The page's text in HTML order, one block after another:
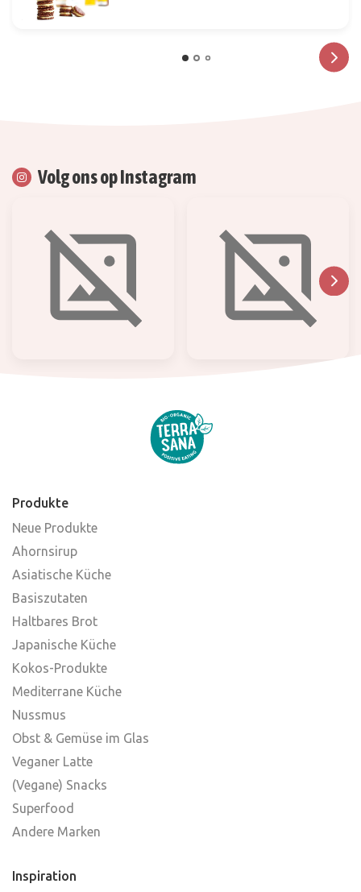
Volg ons op Instagram
Produkte
Neue Produkte
Ahornsirup
Asiatische Küche
Basiszutaten
Haltbares Brot
Japanische Küche
Kokos-Produkte
Mediterrane Küche
Nussmus
Obst & Gemüse im Glas
Veganer Latte
(Vegane) Snacks
Superfood
Andere Marken
Inspiration